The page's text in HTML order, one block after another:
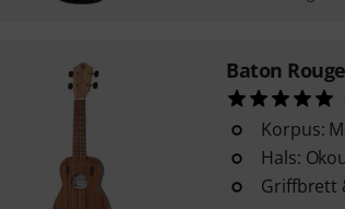
Baton Rouge
Korpus:
Hals:
Griffbrett